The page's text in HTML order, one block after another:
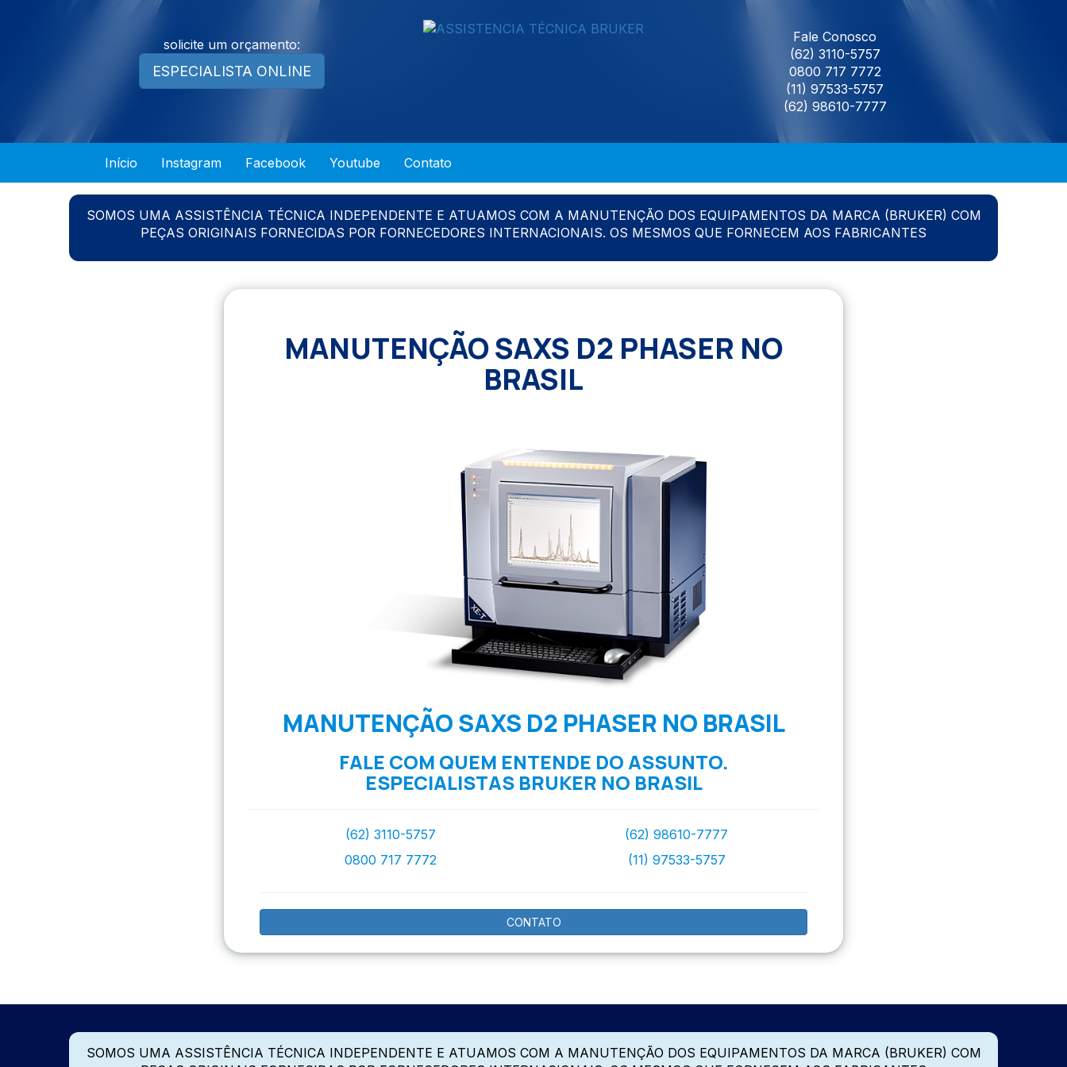
solicite um orçamento:
ESPECIALISTA ONLINE
Fale Conosco
(62) 3110-5757
0800 717 7772
(11) 97533-5757
(62) 98610-7777
Início Instagram Facebook Youtube Contato
SOMOS UMA ASSISTÊNCIA TÉCNICA INDEPENDENTE E ATUAMOS COM A MANUTENÇÃO DOS EQUIPAMENTOS DA MARCA (BRUKER) COM
PEÇAS ORIGINAIS FORNECIDAS POR FORNECEDORES INTERNACIONAIS. OS MESMOS QUE FORNECEM AOS FABRICANTES
MANUTENÇÃO SAXS D2 PHASER NO
BRASIL
MANUTENÇÃO SAXS D2 PHASER NO BRASIL
FALE COM QUEM ENTENDE DO ASSUNTO.
ESPECIALISTAS BRUKER NO BRASIL
(62) 3110-5757
0800 717 7772
(62) 98610-7777
(11) 97533-5757
CONTATO
SOMOS UMA ASSISTÊNCIA TÉCNICA INDEPENDENTE E ATUAMOS COM A MANUTENÇÃO DOS EQUIPAMENTOS DA MARCA (BRUKER) COM